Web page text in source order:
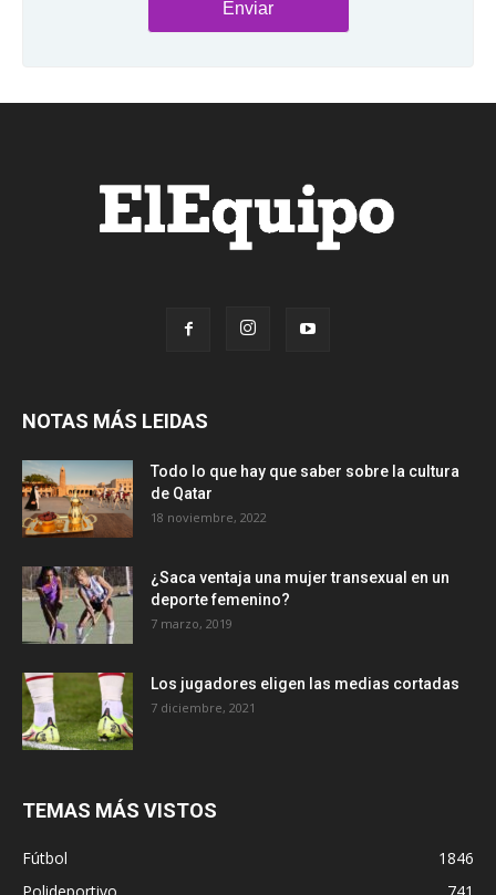
NOTAS MÁS LEIDAS
Todo lo que hay que saber sobre la cultura
de Qatar
18 noviembre, 2022
¿Saca ventaja una mujer transexual en un
deporte femenino?
7 marzo, 2019
Los jugadores eligen las medias cortadas
7 diciembre, 2021
TEMAS MÁS VISTOS
Fútbol
1846
Polideportivo
741